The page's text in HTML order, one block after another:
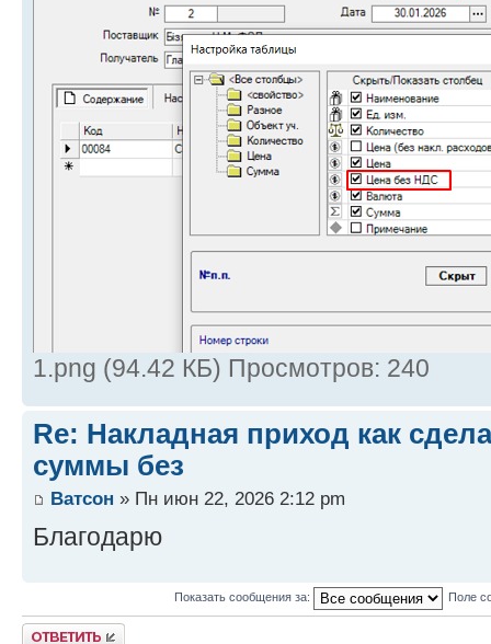
1.png (94.42 КБ) Просмотров: 240
Re: Накладная приход как
суммы без
Ватсон » Пн июн 22, 2026 2:12 pm
Благодарю
Показать сообщения за: Поле
Ответить